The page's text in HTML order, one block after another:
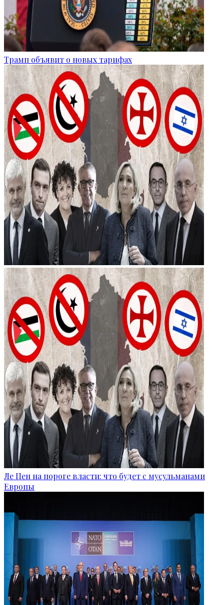
Трамп объявит о новых тарифах
Ле Пен на пороге власти: что будет с мусульманами
Европы